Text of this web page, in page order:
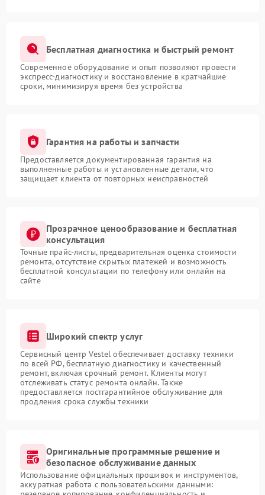
Бесплатная диагностика и быстрый ремонт
Современное оборудование и опыт позволяют провести
экспресс-диагностику и восстановление в кратчайшие
сроки, минимизируя время без устройства
Гарантия на работы и запчасти
Предоставляется документированная гарантия на
выполненные работы и установленные детали, что
защищает клиента от повторных неисправностей
Прозрачное ценообразование и бесплатная
консультация
Точные прайс-листы, предварительная оценка стоимости
ремонта, отсутствие скрытых платежей и возможность
бесплатной консультации по телефону или онлайн на
сайте
Широкий спектр услуг
Сервисный центр Vestel обеспечивает доставку техники
по всей РФ, бесплатную диагностику и качественный
ремонт, включая срочный ремонт. Клиенты могут
отслеживать статус ремонта онлайн. Также
предоставляется постгарантийное обслуживание для
продления срока службы техники
Оригинальные программные решение и
безопасное обслуживание данных
Использование официальных прошивок и инструментов,
аккуратная работа с пользовательскими данными: